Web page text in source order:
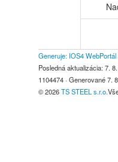
Generuje: IOS4 WebPortál
Posledná aktualizácia:7.
1104474 · Generované7.
© 2026TS STEEL s.r.o.